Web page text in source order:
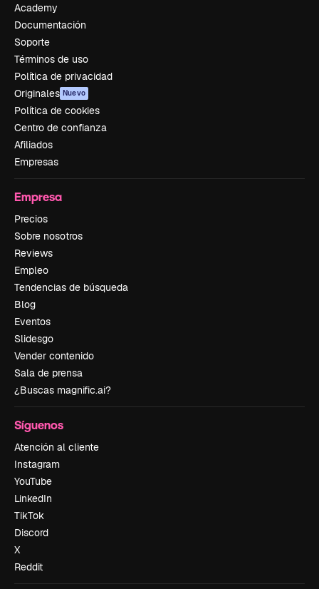
Academy
Documentación
Soporte
Términos de uso
Política de privacidad
Originales Nuevo
Política de cookies
Centro de confianza
Afiliados
Empresas
Empresa
Precios
Sobre nosotros
Reviews
Empleo
Tendencias de búsqueda
Blog
Eventos
Slidesgo
Vender contenido
Sala de prensa
¿Buscas magnific.ai?
Síguenos
Atención al cliente
Instagram
YouTube
LinkedIn
TikTok
Discord
X
Reddit